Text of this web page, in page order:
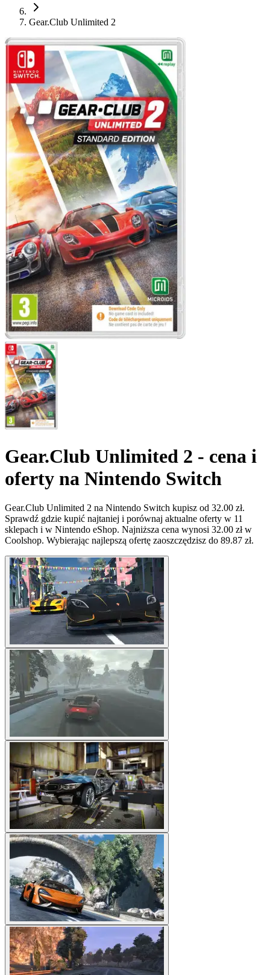
Gear.Club Unlimited 2
Gear.Club Unlimited 2 - cena i
oferty na Nintendo Switch
Gear.Club Unlimited 2 na Nintendo Switch kupisz od 32.00 zł.
Sprawdź gdzie kupić najtaniej i porównaj aktualne oferty w 11
sklepach i w Nintendo eShop. Najniższa cena wynosi 32.00 zł w
Coolshop. Wybierając najlepszą ofertę zaoszczędzisz do 89.87 zł.